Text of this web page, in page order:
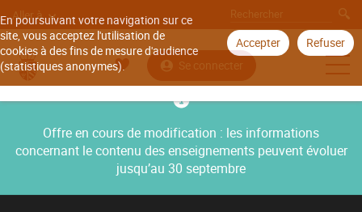
En poursuivant votre navigation sur ce
site, vous acceptez l'utilisation de
cookies à des fins de mesure d'audience
(statistiques anonymes).
Accepter Refuser
Aller à
Se connecter
Offre en cours de modification : les informations
concernant le contenu des enseignements peuvent évoluer
jusqu’au 30 septembre